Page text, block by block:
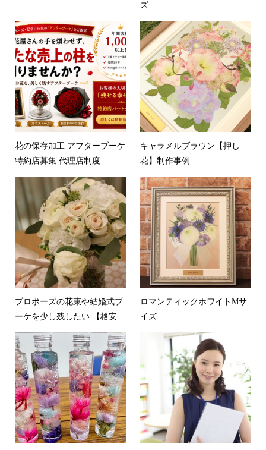
ズ
花の保存加工 アフターブーケ
特約店募集 代理店制度
キャラメルブラウン【押し
花】制作事例
プロポーズの花束や結婚式ブ
ーケを少し残したい 【格安...
ロマンティックホワイトMサ
イズ